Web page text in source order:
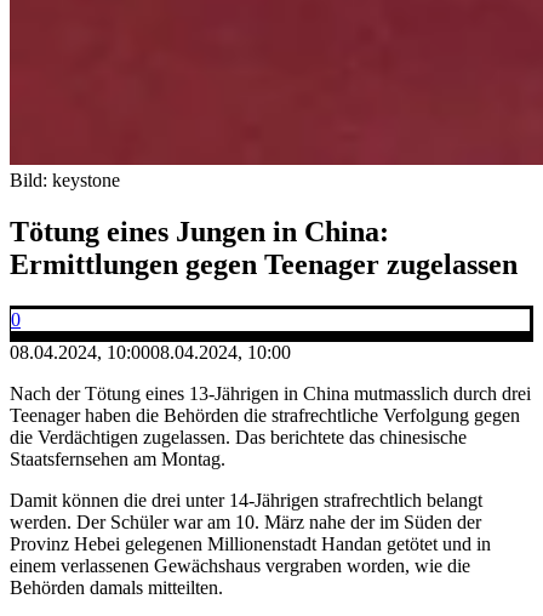
Bild: keystone
Tötung eines Jungen in China:
Ermittlungen gegen Teenager zugelassen
0
08.04.2024, 10:0008.04.2024, 10:00
Nach der Tötung eines 13-Jährigen in China mutmasslich durch drei
Teenager haben die Behörden die strafrechtliche Verfolgung gegen
die Verdächtigen zugelassen. Das berichtete das chinesische
Staatsfernsehen am Montag.
Damit können die drei unter 14-Jährigen strafrechtlich belangt
werden. Der Schüler war am 10. März nahe der im Süden der
Provinz Hebei gelegenen Millionenstadt Handan getötet und in
einem verlassenen Gewächshaus vergraben worden, wie die
Behörden damals mitteilten.